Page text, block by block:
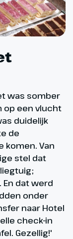
was somber
op een vlucht
duidelijk
de
komen. Van
stel dat
En dat werd
onder
naar Hotel
check-in
Gezellig!'